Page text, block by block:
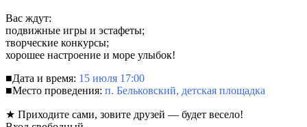
Вас ждут:
подвижные игры и эстафеты;
творческие конкурсы;
хорошее настроение и море улыбок!
■Дата и время: 15 июля 17:00
■Место проведения: п. Бельковский, детская площадка
★ Приходите сами, зовите друзей — будет весело!